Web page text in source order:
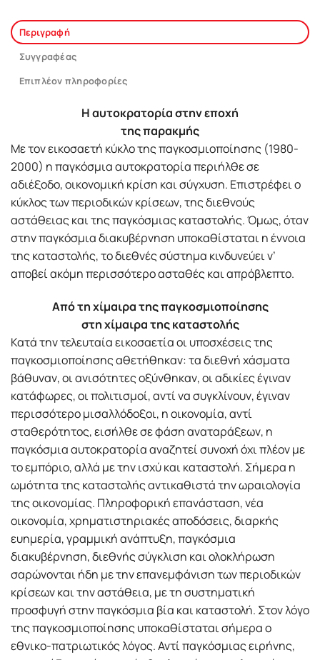
Περιγραφή
Συγγραφέας
Επιπλέον πληροφορίες
Η αυτοκρατορία στην εποχή
της παρακμής
Με τον εικοσαετή κύκλο της παγκοσμιοποίησης (1980-
2000) η παγκόσμια αυτοκρατορία περιήλθε σε
αδιέξοδο, οικονομική κρίση και σύγχυση. Επιστρέφει ο
κύκλος των περιοδικών κρίσεων, της διεθνούς
αστάθειας και της παγκόσμιας καταστολής. Όμως, όταν
στην παγκόσμια διακυβέρνηση υποκαθίσταται η έννοια
της καταστολής, το διεθνές σύστημα κινδυνεύει ν’
αποβεί ακόμη περισσότερο ασταθές και απρόβλεπτο.
Από τη χίμαιρα της παγκοσμιοποίησης
στη χίμαιρα της καταστολής
Κατά την τελευταία εικοσαετία οι υποσχέσεις της
παγκοσμιοποίησης αθετήθηκαν: τα διεθνή χάσματα
βάθυναν, οι ανισότητες οξύνθηκαν, οι αδικίες έγιναν
κατάφωρες, οι πολιτισμοί, αντί να συγκλίνουν, έγιναν
περισσότερο μισαλλόδοξοι, η οικονομία, αντί
σταθερότητος, εισήλθε σε φάση αναταράξεων, η
παγκόσμια αυτοκρατορία αναζητεί συνοχή όχι πλέον με
το εμπόριο, αλλά με την ισχύ και καταστολή. Σήμερα η
ωμότητα της καταστολής αντικαθιστά την ωραιολογία
της οικονομίας. Πληροφορική επανάσταση, νέα
οικονομία, χρηματιστηριακές αποδόσεις, διαρκής
ευημερία, γραμμική ανάπτυξη, παγκόσμια
διακυβέρνηση, διεθνής σύγκλιση και ολοκλήρωση
σαρώνονται ήδη με την επανεμφάνιση των περιοδικών
κρίσεων και την αστάθεια, με τη συστηματική
προσφυγή στην παγκόσμια βία και καταστολή. Στον λόγο
της παγκοσμιοποίησης υποκαθίσταται σήμερα ο
εθνικο-πατριωτικός λόγος. Αντί παγκόσμιας ειρήνης,